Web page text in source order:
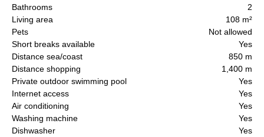
Bathrooms
2
Living area
108 m²
Pets
Not allowed
Short breaks available
Yes
Distance sea/coast
850 m
Distance shopping
1,400 m
Private outdoor swimming pool
Yes
Internet access
Yes
Air conditioning
Yes
Washing machine
Yes
Dishwasher
Yes